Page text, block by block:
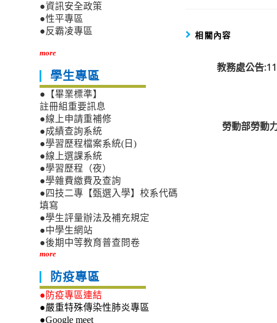
相關內容
教務處公告
勞動部勞動
●資訊安全政策
●性平專區
●反霸凌專區
more
學生專區
●【畢業標準】
註冊組重要訊息
●線上申請重補修
●成績查詢系統
●學習歷程檔案系統(日)
●線上選課系統
●學習歷程（夜）
●學雜費繳費及查詢
●四技二專【甄選入學】校系代碼
填寫
●學生評量辦法及補充規定
●中學生網站
●後期中等教育普查問卷
more
防疫專區
●防疫專區連結
●嚴重特殊傳染性肺炎專區
●Google meet